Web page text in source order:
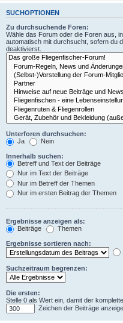
SUCHOPTIONEN
Zu durchsuchende Foren:
Wähle das Forum oder die Foren aus,
automatisch mit durchsucht, sofern du
deaktivierst.
Unterforen durchsuchen:
Ja
Nein
Innerhalb suchen:
Betreff und Text der Beiträge
Nur im Text der Beiträge
Nur im Betreff der Themen
Nur im ersten Beitrag der Themen
Ergebnisse anzeigen als:
Beiträge
Themen
Ergebnisse sortieren nach:
Suchzeitraum begrenzen:
Die ersten:
Stelle 0 als Wert ein, damit der
Zeichen der Beiträge